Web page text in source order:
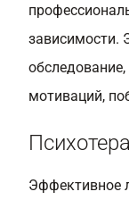
зависимости.
мотиваций,
Эффективное